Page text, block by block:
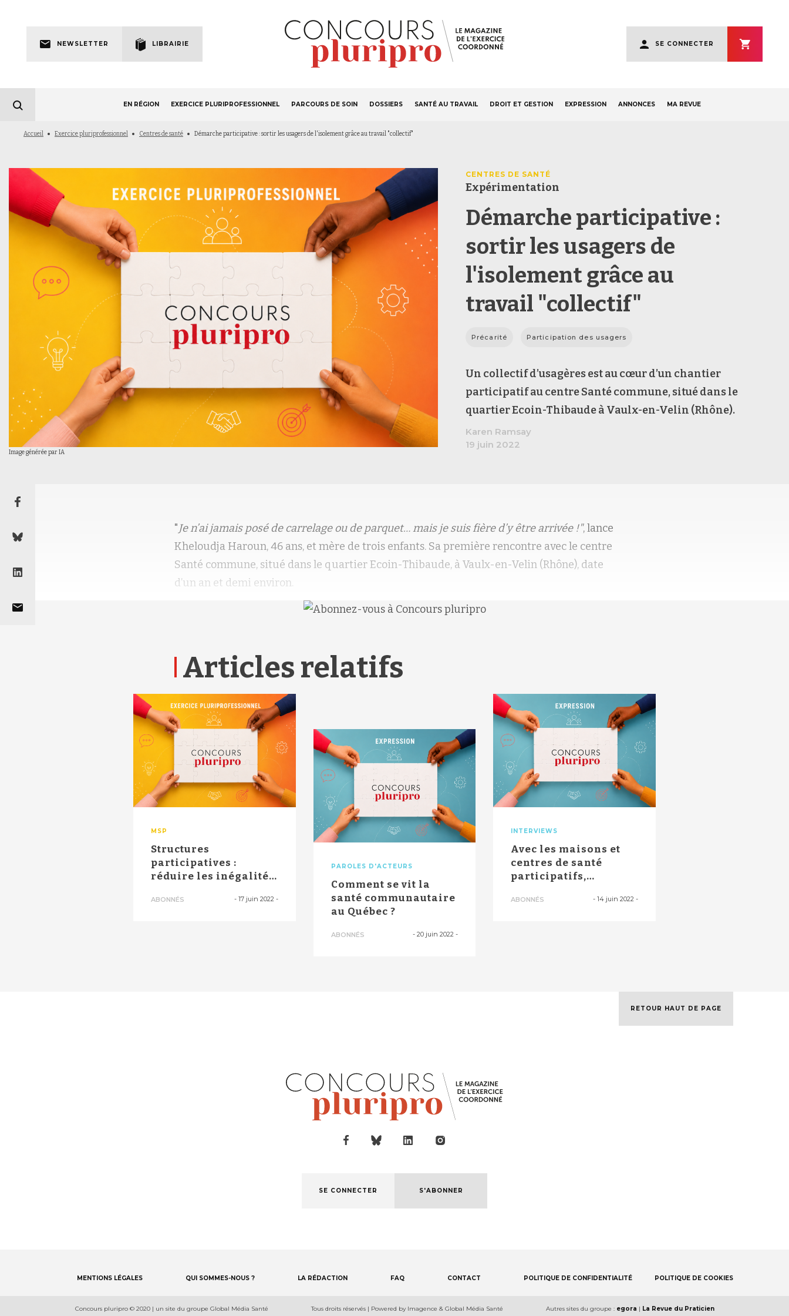
navigation
NEWSLETTER LIBRAIRIE
account
menu
SE CONNECTER
S'ABONNER
principale
EN RÉGION EXERCICE PLURIPROFESSIONNEL PARCOURS DE SOIN DOSSIERS SANTÉ AU TRAVAIL DROIT ET GESTION EXPRESSION ANNONCES MA REVUE
Fil
Accueil Exercice pluriprofessionnel Centres de santé Démarche participative : sortir les usagers de l'isolement grâce au travail "collectif"
Image générée par IA
CENTRES DE SANTÉ
Expérimentation
Démarche participative :
sortir les usagers de
l'isolement grâce au
travail "collectif"
Précarité Participation des usagers
Un collectif d’usagères est au cœur d’un chantier
participatif au centre Santé commune, situé dans le
quartier Ecoin-Thibaude à Vaulx-en-Velin (Rhône).
Karen Ramsay
19 juin 2022
"Je n’ai jamais posé de carrelage ou de parquet… mais je suis fière d’y être arrivée !", lance
Kheloudja Haroun, 46 ans, et mère de trois enfants. Sa première rencontre avec le centre
Santé commune, situé dans le quartier Ecoin-Thibaude, à Vaulx-en-Velin (Rhône), date
d’un an et demi environ.
Articles relatifs
MSP
Structures
participatives :
réduire les inégalités
ABONNÉS - 17 juin 2022 -
PAROLES D'ACTEURS
Comment se vit la
santé communautaire
au Québec ?
ABONNÉS -20 juin 2022 -
INTERVIEWS
Avec les maisons et
centres de santé
participatifs,
ABONNÉS - 14 juin 2022 -
RETOUR HAUT DE PAGE
SE CONNECTER S'ABONNER
MENTIONS LÉGALES QUI SOMMES-NOUS ? LA RÉDACTION FAQ CONTACT POLITIQUE DE CONFIDENTIALITÉ POLITIQUE DE COOKIES
Concours pluripro © 2020 | un site du groupe Global Média Santé Tous droits réservés | Powered by Imagence & Global Média Santé Autres sites du groupe : egora | La Revue du Praticien